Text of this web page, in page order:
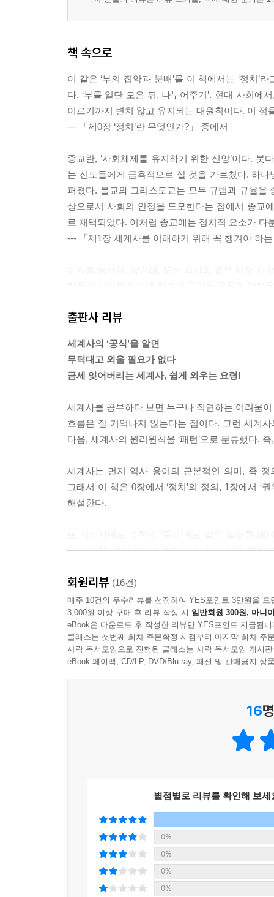
책 속으로
이 같은 ‘부의 집약과 분배’를 이 책에서는 ‘정치
다. ‘부를 일단 모은 뒤, 나누어주기’. 현대 사회
이르기까지 변치 않고 유지되는 대원칙이다. 이
--- 「제0장 ‘정치’란 무엇인가?」 중에서
종교란, ‘사회체제를 유지하기 위한 신앙’이다.
는 신도들에게 금욕적으로 살 것을 가르쳤다. 하
퍼졌다. 불교와 그리스도교는 모두 규범과 규율
상으로서 사회의 안정을 도모한다는 점에서 종교
로 채택되었다. 이처럼 종교에는 정치적 요소가 다
--- 「제1장 세계사를 이해하기 위해 꼭 챙겨야 하는
람들이 시간을 지키게 하려고 국가는 공통의 달력
수메르인들은 윤달을 만들어서 차이를 조정했다.
--- 「제2장 세계사를 움직인 12가지 '패턴'을 알아
정치가 종교와 가까워지려고 한 것은 종교단체의
종하거나 국교로 삼기도 했다.
--- 「제2장 세계사를 움직인 12가지 '패턴'을 알아
족이 서쪽으로 원정에 나섰다. 훈족이란, 몽골계
여러 차례에 침입하게 되었다. 그리고 흑해 연안
압력으로 인해 서고트족이 375년에 남하하기 시
맞았다. 그 유능한 오현제가 차례로 즉위해 풍부
인재와 물자가 대거 몰렸다. 촘촘하게 깔린 교통
국은 최대 영토를 손에 넣고 유례없는 번영을 구
--- 「제2장 세계사를 움직인 12가지 '패턴'을 알아보자_패
출판사 리뷰
세계사의 ‘공식’을 알면
무턱대고 외울 필요가 없다
금세 잊어버리는 세계사, 쉽게 외우는 요령!
세계사를 공부하다 보면 누구나 직면하는 어려움
흐름은 잘 기억나지 않는다는 점이다. 그런 세계
다음, 세계사의 원리원칙을 ‘패턴’으로 분류했다.
세계사는 먼저 역사 용어의 근본적인 의미, 즉
그래서 이 책은 0장에서 ‘정치’의 정의, 1장에서 ‘
해설한다.
달라 언뜻 제각각으로 보이는 사건도 같은 맥락
알 수 있을 것이다.
세계사의 중요 시기를 의식해 두는 것도 중요한
파악해 두면, 아무리 잊어버리기 쉬운 세계사
전성기는 2세기!’라고 파악해 놓는 것이다.
머리에 들어오지 않는다. 세계사의 사건은 ‘어디
지식을 자기 것으로 만들려면 아웃풋이 필수다
회원리뷰 (16건)
매주 10건의 우수리뷰를 선정하여 YES포인트 3만원을 드
3,000원 이상 구매 후 리뷰 작성 시 일반회원 300원, 마니
eBook은 다운로드 후 작성한 리뷰만 YES포인트 지급됩니
클래스는 첫번째 회차 주문확정 시점부터 마지막 회차 주
사락 독서모임으로 진행된 클래스는 사락 독서모임 게시
eBook 페이백, CD/LP, DVD/Blu-ray, 패션 및 판매금지 상
16
별점별로 리뷰를 확인해 보세
0%
0%
0%
0%